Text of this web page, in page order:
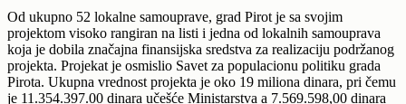
Od ukupno 52 lokalne samouprave, grad Pirot je sa svojim
projektom visoko rangiran na listi i jedna od lokalnih samouprava
koja je dobila značajna finansijska sredstva za realizaciju podržanog
projekta. Projekat je osmislio Savet za populacionu politiku grada
Pirota. Ukupna vrednost projekta je oko 19 miliona dinara, pri čemu
je 11.354.397.00 dinara učešće Ministarstva a 7.569.598,00 dinara